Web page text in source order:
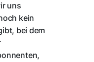
uns
kein
bei dem